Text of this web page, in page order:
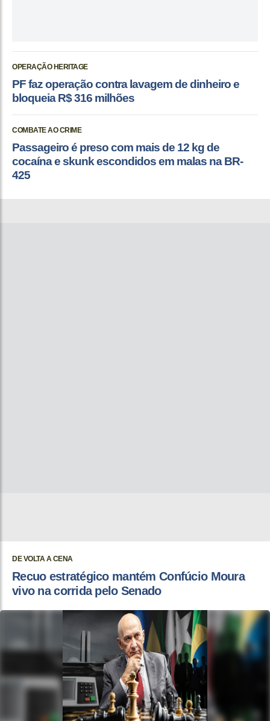
OPERAÇÃO HERITAGE
PF faz operação contra lavagem de dinheiro e
bloqueia R$ 316 milhões
COMBATE AO CRIME
Passageiro é preso com mais de 12 kg de
cocaína e skunk escondidos em malas na BR-
425
DE VOLTA A CENA
Recuo estratégico mantém Confúcio Moura
vivo na corrida pelo Senado